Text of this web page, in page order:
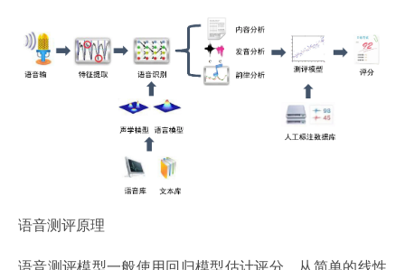
语音测评原理
语音测评模型一般使用回归模型估计评分，从简单的线性